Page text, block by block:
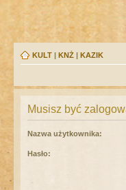
KULT | KNŻ | KAZIK
Musisz być
Nazwa użytkownika:
Hasło: